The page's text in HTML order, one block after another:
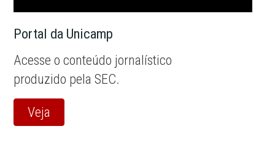
Portal da Unicamp
Acesse o conteúdo jornalístico
produzido pela SEC.
Veja